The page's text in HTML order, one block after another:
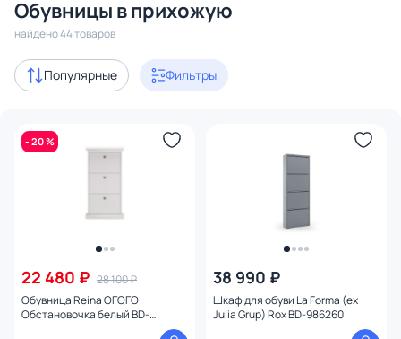
Обувницы в прихожую
найдено 44 товаров
Популярные Фильтры
- 20 %
22 480 ₽ 28 100 ₽
Обувница Reina ОГОГО
Обстановочка белый BD-
38 990 ₽
Шкаф для обуви La Forma (ex
Julia Grup) Rox BD-986260
Акции 4
с 3D-моделями
Бренд